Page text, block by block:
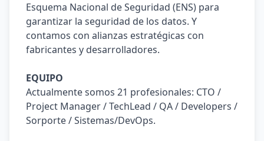
Esquema Nacional de Seguridad (ENS) para
garantizar la seguridad de los datos. Y
contamos con alianzas estratégicas con
fabricantes y desarrolladores.
EQUIPO
Actualmente somos 21 profesionales: CTO /
Project Manager / TechLead / QA / Developers /
Sorporte / Sistemas/DevOps.